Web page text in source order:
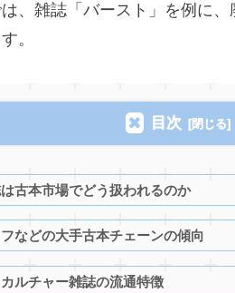
、雑誌「バースト」を例に
。
目次
古本市場でどう扱われるのか
などの大手古本チェーンの傾向
ルチャー雑誌の流通特徴